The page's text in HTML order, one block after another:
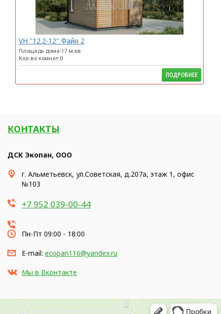
VH "12.2-12" Файн 2
Площадь дома:17 м.кв.
Кол-во комнат:0
ПОДРОБНЕЕ
КОНТАКТЫ
ДСК Экопан, ООО
г. Альметьевск, ул.Советская, д.207а, этаж 1, офис
№103
+7 952 039-00-44
Пн-Пт 09:00 - 18:00
E-mail: ecopan116@yandex.ru
Мы в Вконтакте